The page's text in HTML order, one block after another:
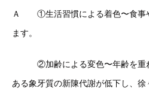
Ａ ①生活習慣による着色〜食事
ます。
②加齢による変色〜年齢を重ね
ある象牙質の新陳代謝が低下し、徐